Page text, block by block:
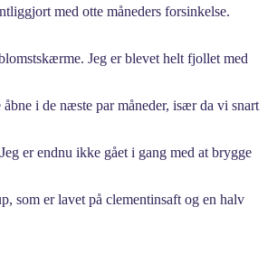
med otte måneders forsinkelse.
Jeg er blevet helt fjollet med
i de næste par måneder, især da vi snart
er endnu ikke gået i gang med at brygge
som er lavet på clementinsaft og en halv